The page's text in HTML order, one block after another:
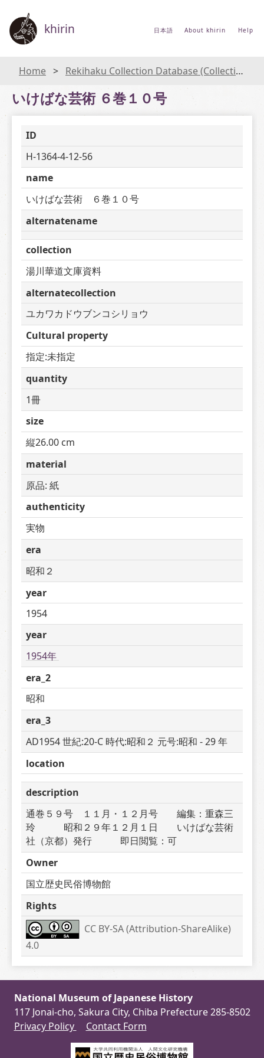
khirin 日本語 About khirin Help
Home Rekihaku Collection Database (Collections Database of the National Museum of Japanese History)
いけばな芸術 ６巻１０号
ID
H-1364-4-12-56
name
いけばな芸術　６巻１０号
alternatename
collection
湯川華道文庫資料
alternatecollection
ユカワカドウブンコシリョウ
Cultural property
指定:未指定
quantity
1冊
size
縦26.00 cm
material
原品: 紙
authenticity
実物
era
昭和２
year
1954
year
1954年
era_2
昭和
era_3
AD1954 世紀:20-C 時代:昭和２ 元号:昭和 - 29 年
location
description
通巻５９号　１１月・１２月号　　編集：重森三
玲　　　昭和２９年１２月１日　　いけばな芸術
社（京都）発行　　　即日閲覧：可
Owner
国立歴史民俗博物館
Rights
CC BY-SA (Attribution-ShareAlike)
4.0
National Museum of Japanese History
117 Jonai-cho, Sakura City, Chiba Prefecture 285-8502
Privacy Policy
Contact Form